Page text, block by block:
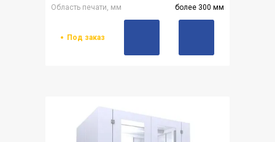
Область печати, мм
более 300 мм
Под заказ